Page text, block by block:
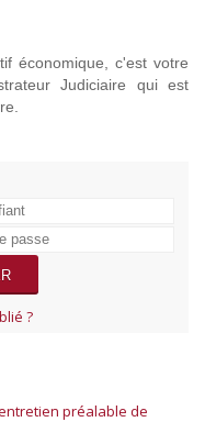
économique, c'est votre
Judiciaire qui est
?
préalable de